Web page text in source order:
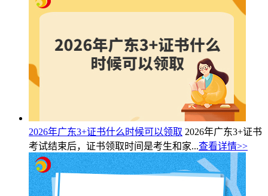
2026年广东3+证书什么时候可以领取 2026年广东3+证书
考试结束后，证书领取时间是考生和家...查看详情>>